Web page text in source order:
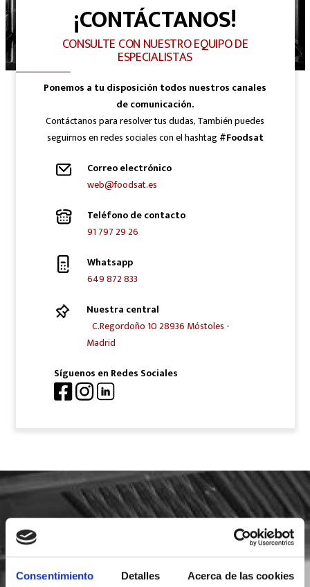
Consentimiento Detalles Acerca de las cookies
¡CONTÁCTANOS!
CONSULTE CON NUESTRO EQUIPO DE
ESPECIALISTAS
Ponemos a tu disposición todos nuestros canales
de comunicación.
Contáctanos para resolver tus dudas, También puedes
seguirnos en redes sociales con el hashtag#Foodsat
Correo electrónico
web@foodsat.es
Teléfono de contacto
91 797 29 26
Whatsapp
649 872 833
Nuestra central
C.Regordoño 10 28936 Móstoles -
Madrid
Síguenos en Redes Sociales
SOLICITA INFORMACIÓN